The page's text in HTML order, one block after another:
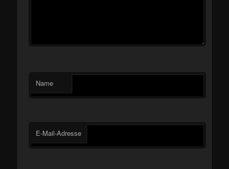
Name
E-Mail-Adresse